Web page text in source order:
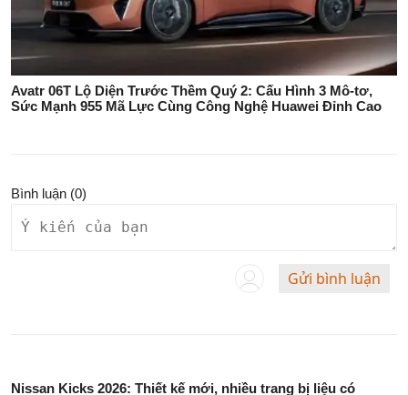
Avatr 06T Lộ Diện Trước Thềm Quý 2: Cấu Hình 3 Mô-tơ,
Sức Mạnh 955 Mã Lực Cùng Công Nghệ Huawei Đỉnh Cao
Bình luận (0)
Gửi bình luận
Nissan Kicks 2026: Thiết kế mới, nhiều trang bị liệu có